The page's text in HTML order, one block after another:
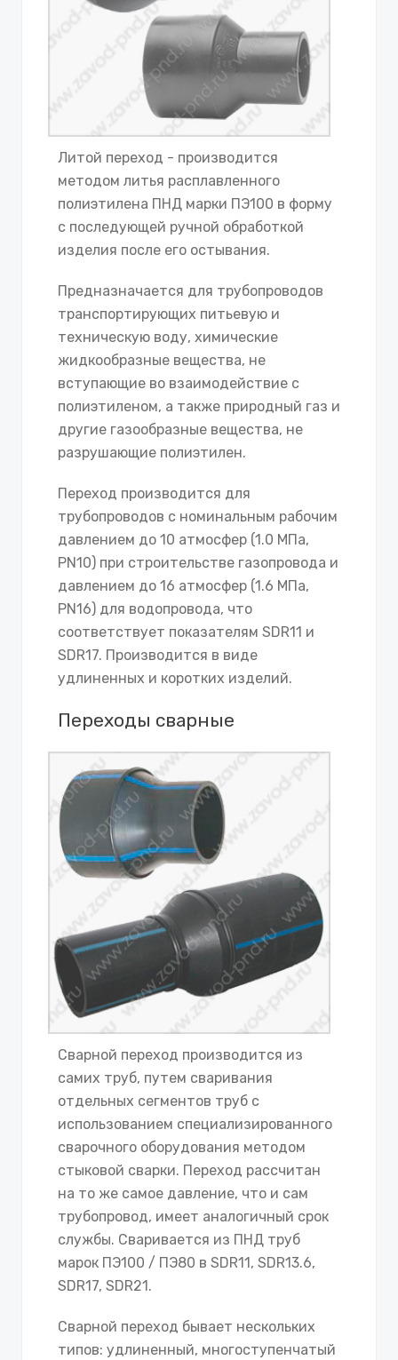
Литой переход - производится
методом литья расплавленного
полиэтилена ПНД марки ПЭ100 в форму
с последующей ручной обработкой
изделия после его остывания.
Предназначается для трубопроводов
транспортирующих питьевую и
техническую воду, химические
жидкообразные вещества, не
вступающие во взаимодействие с
полиэтиленом, а также природный газ и
другие газообразные вещества, не
разрушающие полиэтилен.
Переход производится для
трубопроводов с номинальным рабочим
давлением до 10 атмосфер (1.0 МПа,
PN10) при строительстве газопровода и
давлением до 16 атмосфер (1.6 МПа,
PN16) для водопровода, что
соответствует показателям SDR11 и
SDR17. Производится в виде
удлиненных и коротких изделий.
Переходы сварные
Сварной переход производится из
самих труб, путем сваривания
отдельных сегментов труб с
использованием специализированного
сварочного оборудования методом
стыковой сварки. Переход рассчитан
на то же самое давление, что и сам
трубопровод, имеет аналогичный срок
службы. Сваривается из ПНД труб
марок ПЭ100 / ПЭ80 в SDR11, SDR13.6,
SDR17, SDR21.
Сварной переход бывает нескольких
типов: удлиненный, многоступенчатый